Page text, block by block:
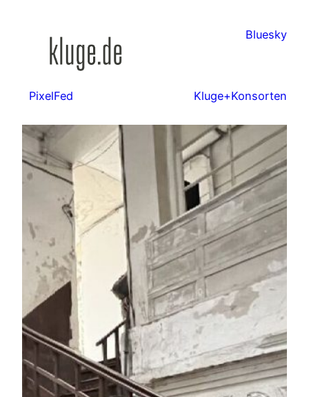
Bluesky
PixelFed Kluge+Konsorten